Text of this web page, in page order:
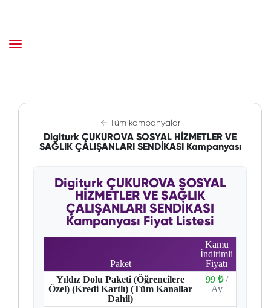
← Tüm kampanyalar
Digiturk ÇUKUROVA SOSYAL HİZMETLER VE
SAĞLIK ÇALIŞANLARI SENDİKASI Kampanyası
Digiturk ÇUKUROVA SOSYAL
HİZMETLER VE SAĞLIK
ÇALIŞANLARI SENDİKASI
Kampanyası Fiyat Listesi
Paket
Kamu
İndirimli
Fiyatı
Yıldız Dolu Paketi (Öğrencilere
Özel) (Kredi Kartlı) (Tüm Kanallar
Dahil)
99 ₺ /
Ay